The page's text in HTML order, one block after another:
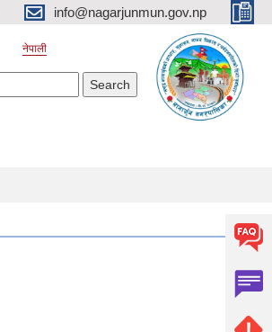
info@nagarjunmun.gov.np
नेपाली